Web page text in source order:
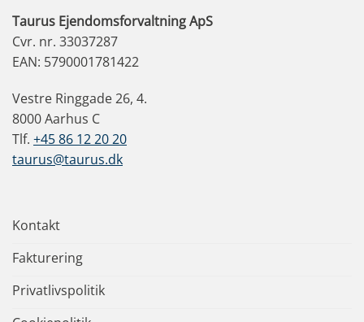
Taurus Ejendomsforvaltning ApS
Cvr. nr. 33037287
EAN: 5790001781422
Vestre Ringgade 26, 4.
8000 Aarhus C
Tlf. +45 86 12 20 20
taurus@taurus.dk
Kontakt
Fakturering
Privatlivspolitik